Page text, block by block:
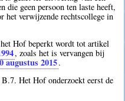
die geen persoon ten laste heeft,
het verwijzende rechtscollege in
Hof beperkt wordt tot artikel
, zoals het is vervangen bij
augustus 2015.
Het Hof onderzoekt eerst de